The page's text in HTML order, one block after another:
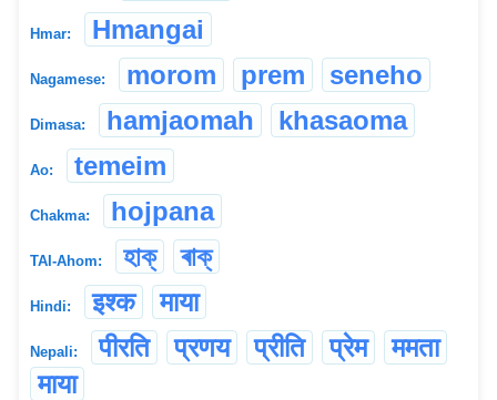
Hmar: Hmangai
Nagamese: morom prem seneho
Dimasa: hamjaomah khasaoma
Ao: temeim
Chakma: hojpana
TAI-Ahom: হাক্ ৰাক্
Hindi: इश्क माया
Nepali: पीरति प्रणय प्रीति प्रेम
ममता
माया